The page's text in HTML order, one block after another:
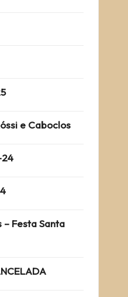
e Caboclos
24
Festa Santa